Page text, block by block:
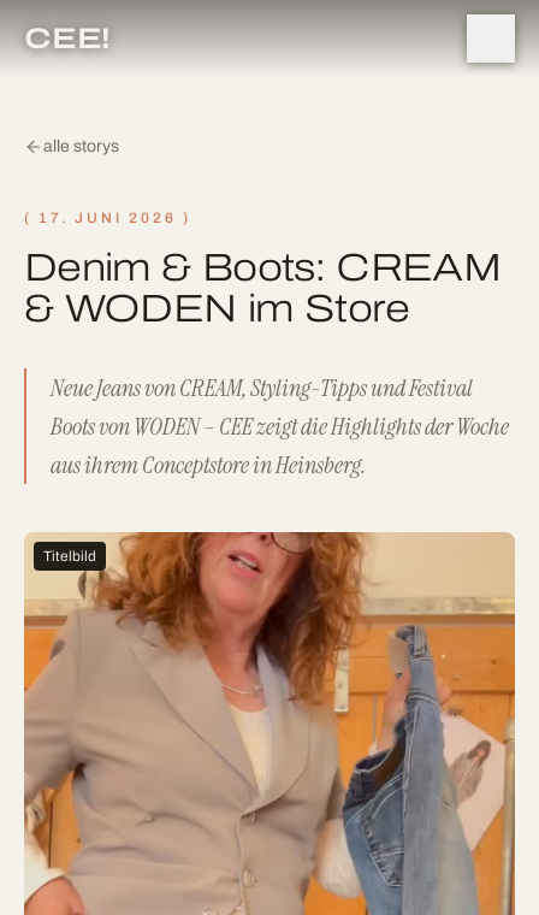
CEE!
alle storys
( 17. JUNI 2026 )
Denim & Boots: CREAM
& WODEN im Store
Neue Jeans von CREAM, Styling-Tipps und Festival
Boots von WODEN – CEE zeigt die Highlights der Woche
aus ihrem Conceptstore in Heinsberg.
Titelbild